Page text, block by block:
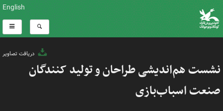
English
دریافت تصاویر
نشست هم‌اندیشی طراحان و تولید کنندگان
صنعت اسباب‌بازی